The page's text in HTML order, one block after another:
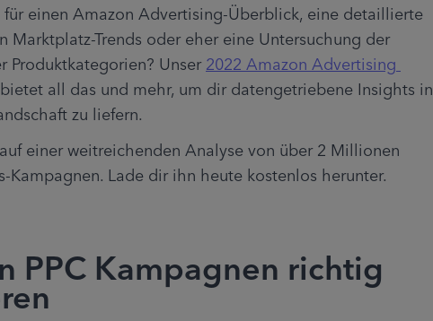
einen Amazon Advertising-Überblick, eine detaillierte
Marktplatz-Trends oder eher eine Untersuchung der
Produktkategorien? Unser 2022 Amazon Advertising
bietet all das und mehr, um dir datengetriebene Insights in
zu liefern.
einer weitreichenden Analyse von über 2 Millionen
Kampagnen. Lade dir ihn heute kostenlos herunter.
PPC Kampagnen richtig